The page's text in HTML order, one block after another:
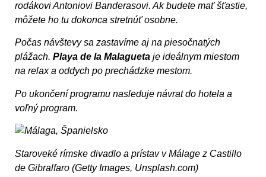
rodákovi Antoniovi Banderasovi. Ak budete mať šťastie,
môžete ho tu dokonca stretnúť osobne.
Počas návštevy sa zastavíme aj na piesočnatých
plážach. Playa de la Malagueta je ideálnym miestom
na relax a oddych po prechádzke mestom.
Po ukončení programu nasleduje návrat do hotela a
voľný program.
Staroveké rímske divadlo a prístav v Málage z Castillo
de Gibralfaro (Getty Images, Unsplash.com)